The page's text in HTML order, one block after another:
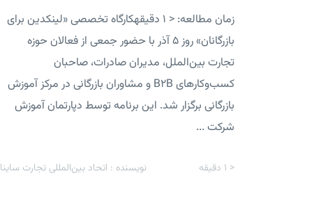
زمان مطالعه: < 1 دقیقهکارگاه تخصصی «لینکدین برای
بازرگانان» روز ۵ آذر با حضور جمعی از فعالان حوزه
تجارت بین‌الملل، مدیران صادرات، صاحبان
کسب‌وکارهای B2B و مشاوران بازرگانی در مرکز آموزش
بازرگانی برگزار شد. این برنامه توسط دپارتمان آموزش
شرکت ...
< 1 دقیقه نویسنده : اتحاد بین‌المللی تجارت ساینا